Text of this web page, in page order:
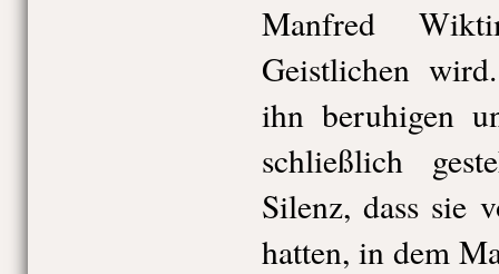
Manfred
Geistlichen
ihn beruhigen
schließlich
Silenz, dass sie
hatten, in dem